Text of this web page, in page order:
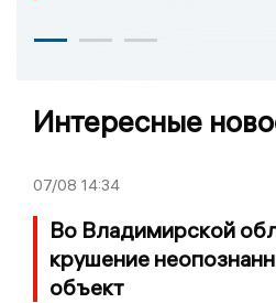
Интересные
07/08 14:34
Во Владимирской
крушение
объект